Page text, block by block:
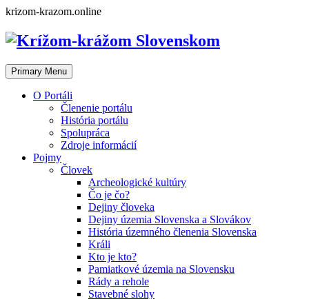
Skip
content
krizom-krazom.online
Primary Menu
O Portáli
Členenie portálu
História portálu
Spolupráca
Zdroje informácií
Pojmy
Človek
Archeologické kultúry
Čo je čo?
Dejiny človeka
Dejiny územia Slovenska a Slovákov
História územného členenia Slovenska
Králi
Kto je kto?
Pamiatkové územia na Slovensku
Rády a rehole
Stavebné slohy